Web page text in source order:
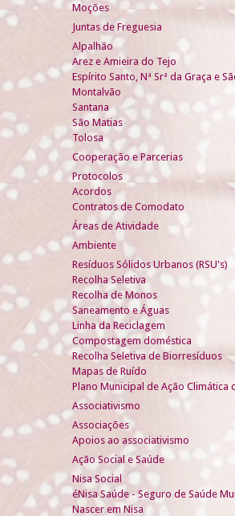
Moções
Juntas de Freguesia
Alpalhão
Arez e Amieira do Tejo
Espírito Santo, Nª Srª da Graça e
Montalvão
Santana
São Matias
Tolosa
Cooperação e Parcerias
Protocolos
Acordos
Contratos de Comodato
Áreas de Atividade
Ambiente
Resíduos Sólidos Urbanos (RSU's)
Recolha Seletiva
Recolha de Monos
Saneamento e Águas
Linha da Reciclagem
Compostagem doméstica
Recolha Seletiva de Biorresíduos
Mapas de Ruído
Plano Municipal de Ação Climática
Associativismo
Associações
Apoios ao associativismo
Ação Social e Saúde
Nisa Social
éNisa Saúde - Seguro de Saúde
Nascer em Nisa